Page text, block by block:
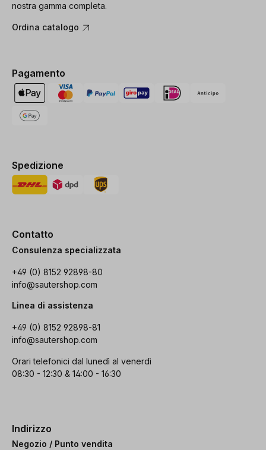
nostra gamma completa.
Ordina catalogo
Pagamento
Spedizione
Contatto
Consulenza specializzata
+49 (0) 8152 92898-80
info@sautershop.com
Linea di assistenza
+49 (0) 8152 92898-81
info@sautershop.com
Orari telefonici dal lunedì al venerdì
08:30 - 12:30 & 14:00 - 16:30
Indirizzo
Negozio / Punto vendita